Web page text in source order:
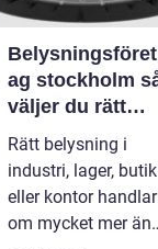
Belysningsföret
ag stockholm så
väljer du rätt
partner för
professionell
ljussättning
Rätt belysning i
industri, lager, butik
eller kontor handlar
om mycket mer än